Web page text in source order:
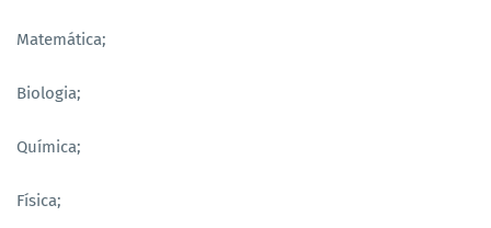
Matemática;
Biologia;
Química;
Física;